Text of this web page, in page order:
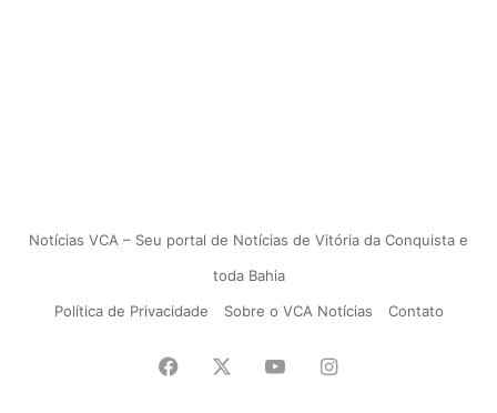
Notícias VCA – Seu portal de Notícias de Vitória da Conquista e
toda Bahia
Política de Privacidade
Sobre o VCA Notícias Contato
Facebook YouTubeInstagram